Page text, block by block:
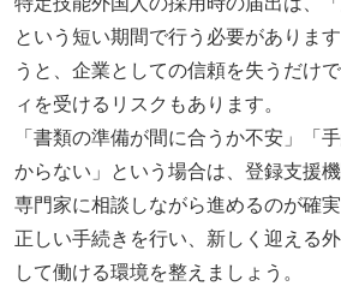
という短い期間で行う必要がありま
うと、企業としての信頼を失うだけ
ィを受けるリスクもあります。
「書類の準備が間に合うか不安」「
からない」という場合は、登録支援
専門家に相談しながら進めるのが確実
正しい手続きを行い、新しく迎える
して働ける環境を整えましょう。